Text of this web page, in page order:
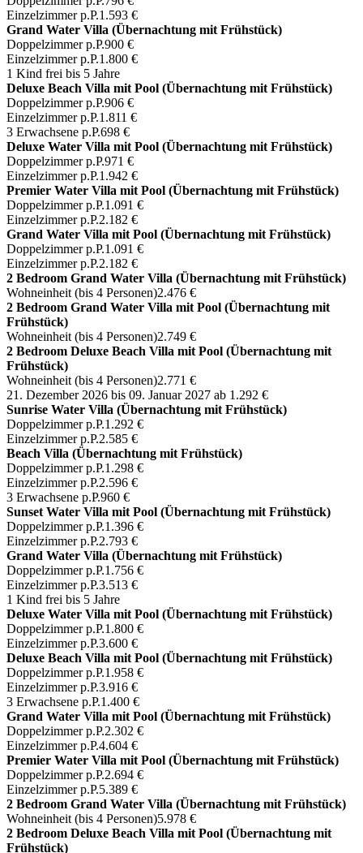
Einzelzimmer p.P.1.593 €
Grand Water Villa (Übernachtung mit Frühstück)
Doppelzimmer p.P.900 €
Einzelzimmer p.P.1.800 €
1 Kind frei bis 5 Jahre
Deluxe Beach Villa mit Pool (Übernachtung mit Frühstück)
Doppelzimmer p.P.906 €
Einzelzimmer p.P.1.811 €
3 Erwachsene p.P.698 €
Deluxe Water Villa mit Pool (Übernachtung mit Frühstück)
Doppelzimmer p.P.971 €
Einzelzimmer p.P.1.942 €
Premier Water Villa mit Pool (Übernachtung mit Frühstück)
Doppelzimmer p.P.1.091 €
Einzelzimmer p.P.2.182 €
Grand Water Villa mit Pool (Übernachtung mit Frühstück)
Doppelzimmer p.P.1.091 €
Einzelzimmer p.P.2.182 €
2 Bedroom Grand Water Villa (Übernachtung mit Frühstück)
Wohneinheit (bis 4 Personen)2.476 €
2 Bedroom Grand Water Villa mit Pool (Übernachtung mit
Frühstück)
Wohneinheit (bis 4 Personen)2.749 €
2 Bedroom Deluxe Beach Villa mit Pool (Übernachtung mit
Frühstück)
Wohneinheit (bis 4 Personen)2.771 €
21. Dezember 2026 bis 09. Januar 2027 ab 1.292 €
Sunrise Water Villa (Übernachtung mit Frühstück)
Doppelzimmer p.P.1.292 €
Einzelzimmer p.P.2.585 €
Beach Villa (Übernachtung mit Frühstück)
Doppelzimmer p.P.1.298 €
Einzelzimmer p.P.2.596 €
3 Erwachsene p.P.960 €
Sunset Water Villa mit Pool (Übernachtung mit Frühstück)
Doppelzimmer p.P.1.396 €
Einzelzimmer p.P.2.793 €
Grand Water Villa (Übernachtung mit Frühstück)
Doppelzimmer p.P.1.756 €
Einzelzimmer p.P.3.513 €
1 Kind frei bis 5 Jahre
Deluxe Water Villa mit Pool (Übernachtung mit Frühstück)
Doppelzimmer p.P.1.800 €
Einzelzimmer p.P.3.600 €
Deluxe Beach Villa mit Pool (Übernachtung mit Frühstück)
Doppelzimmer p.P.1.958 €
Einzelzimmer p.P.3.916 €
3 Erwachsene p.P.1.400 €
Grand Water Villa mit Pool (Übernachtung mit Frühstück)
Doppelzimmer p.P.2.302 €
Einzelzimmer p.P.4.604 €
Premier Water Villa mit Pool (Übernachtung mit Frühstück)
Doppelzimmer p.P.2.694 €
Einzelzimmer p.P.5.389 €
2 Bedroom Grand Water Villa (Übernachtung mit Frühstück)
Wohneinheit (bis 4 Personen)5.978 €
2 Bedroom Deluxe Beach Villa mit Pool (Übernachtung mit
Frühstück)